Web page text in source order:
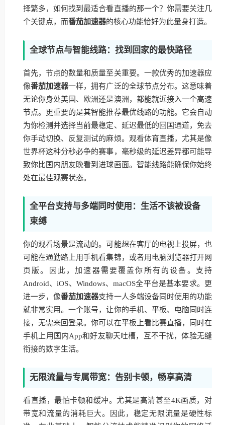
择繁多，如何找到最适合看直播的那一个？你需要关注几
个关键点，而番茄加速器的核心功能恰好为此量身打造。
全球节点与智能线路：找到回家的最快路径
首先，节点的数量和质量至关重要。一款优秀的加速器应
像番茄加速器一样，拥有广泛的全球节点分布。这意味着
无论你身处美国、欧洲还是澳洲，都能就近接入一个高速
节点。更重要的是其智能推荐最优线路的功能。它会自动
为你检测并选择当前最稳定、延迟最低的回国通道，免去
你手动切换、反复测试的麻烦。观看体育直播，尤其是像
世界杯这种分秒必争的赛事，毫秒级的延迟差异都可能导
致你比国内朋友晚看到进球画面。智能线路能确保你始终
处在最佳观赛状态。
全平台支持与多端同时使用：生活不该被设备
束缚
你的观看场景是流动的。可能想在客厅的电视上投屏，也
可能在通勤路上用手机看集锦，或者用电脑浏览器打开网
页版。因此，加速器需要覆盖你所有的设备。支持
Android、iOS、Windows、macOS全平台是基本要求。更
进一步，像番茄加速器支持一人多端设备同时使用的功能
就非常实用。一个账号，让你的手机、平板、电脑同时连
接，无需来回登录。你可以在平板上看比赛直播，同时在
手机上用国内App和好友聊天吐槽，互不干扰，体验无缝
衔接的数字生活。
无限流量与专属带宽：告别卡顿，畅享高清
看直播，最怕卡顿和缓冲。尤其是高清甚至4K画质，对
带宽和流量的消耗巨大。因此，稳定无限流量是硬性标